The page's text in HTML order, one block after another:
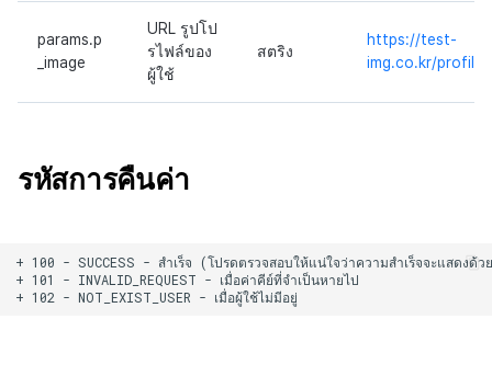
params.p
_image
URL รูปโป
รไฟล์ของ
ผู้ใช้
สตริง
https://test-
img.co.kr/
รหัสการคืนค่า
+ 100 - SUCCESS - สำเร็จ (โปรดตรวจสอบให้แน่ใจว่าความสำเร็จจะแสดงด้
+ 101 - INVALID_REQUEST - เมื่อค่าคีย์ที่จำเป็นหายไป